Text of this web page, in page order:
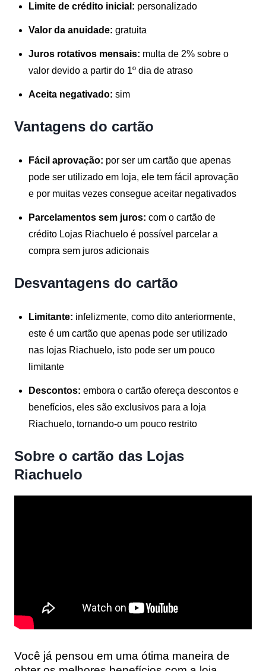
Limite de crédito inicial: personalizado
Valor da anuidade: gratuita
Juros rotativos mensais: multa de 2% sobre o
valor devido a partir do 1º dia de atraso
Aceita negativado: sim
Vantagens do cartão
Fácil aprovação: por ser um cartão que apenas
pode ser utilizado em loja, ele tem fácil aprovação
e por muitas vezes consegue aceitar negativados
Parcelamentos sem juros: com o cartão de
crédito Lojas Riachuelo é possível parcelar a
compra sem juros adicionais
Desvantagens do cartão
Limitante: infelizmente, como dito anteriormente,
este é um cartão que apenas pode ser utilizado
nas lojas Riachuelo, isto pode ser um pouco
limitante
Descontos: embora o cartão ofereça descontos e
benefícios, eles são exclusivos para a loja
Riachuelo, tornando-o um pouco restrito
Sobre o cartão das Lojas
Riachuelo
Você já pensou em uma ótima maneira de